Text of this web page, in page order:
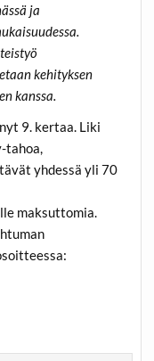
ja
kehityksen
kanssa.
9. kertaa. Liki
tahoa,
yhdessä yli 70
maksuttomia.